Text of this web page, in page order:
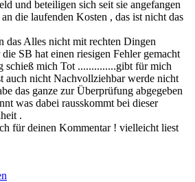
und beteiligen sich seit sie angefangen
die laufenden Kosten , das ist nicht das
das Alles nicht mit rechten Dingen
SB hat einen riesigen Fehler gemacht
schieß mich Tot ..............gibt für mich
auch nicht Nachvollziehbar werde nicht
das ganze zur Überprüfung abgegeben
was dabei rausskommt bei dieser
.
für deinen Kommentar ! vielleicht liest